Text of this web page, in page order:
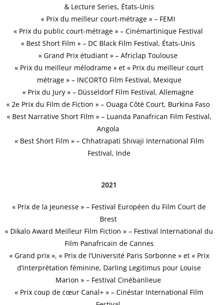
& Lecture Series, États-Unis
« Prix du meilleur court-métrage » – FEMI
« Prix du public court-métrage » – Cinémartinique Festival
« Best Short Film » – DC Black Film Festival, États-Unis
« Grand Prix étudiant » – Africlap Toulouse
« Prix du meilleur mélodrame » et « Prix du meilleur court
métrage » – INCORTO Film Festival, Mexique
« Prix du Jury » – Düsseldorf Film Festival, Allemagne
« 2e Prix du Film de Fiction » – Ouaga Côté Court, Burkina Faso
« Best Narrative Short Film » – Luanda Panafrican Film Festival,
Angola
« Best Short Film » – Chhatrapati Shivaji International Film
Festival, Inde
2021
« Prix de la Jeunesse » – Festival Européen du Film Court de
Brest
« Dikalo Award Meilleur Film Fiction » – Festival International du
Film Panafricain de Cannes
« Grand prix », « Prix de l’Université Paris Sorbonne » et « Prix
d’interprétation féminine, Darling Legitimus pour Louise
Marion » – Festival Cinébanlieue
« Prix coup de cœur Canal+ » – Cinéstar International Film